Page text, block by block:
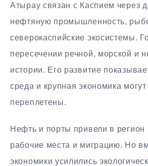
Атырау связан с Каспием через
нефтяную промышленность,
северокаспийские экосистемы.
пересечении речной, морской и
истории. Его развитие
среда и крупная экономика
переплетены.
Нефть и порты привели в регион
рабочие места и миграцию. Но
экономики усилились